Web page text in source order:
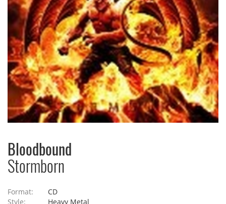
Bloodbound
Stormborn
Format:
CD
Style:
Heavy Metal